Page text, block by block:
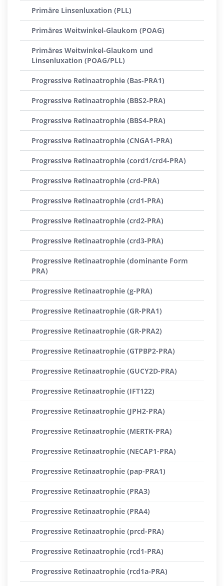
Primäre Linsenluxation (PLL)
Primäres Weitwinkel-Glaukom (POAG)
Primäres Weitwinkel-Glaukom und
Linsenluxation (POAG/PLL)
Progressive Retinaatrophie (Bas-PRA1)
Progressive Retinaatrophie (BBS2-PRA)
Progressive Retinaatrophie (BBS4-PRA)
Progressive Retinaatrophie (CNGA1-PRA)
Progressive Retinaatrophie (cord1/crd4-PRA)
Progressive Retinaatrophie (crd-PRA)
Progressive Retinaatrophie (crd1-PRA)
Progressive Retinaatrophie (crd2-PRA)
Progressive Retinaatrophie (crd3-PRA)
Progressive Retinaatrophie (dominante Form
PRA)
Progressive Retinaatrophie (g-PRA)
Progressive Retinaatrophie (GR-PRA1)
Progressive Retinaatrophie (GR-PRA2)
Progressive Retinaatrophie (GTPBP2-PRA)
Progressive Retinaatrophie (GUCY2D-PRA)
Progressive Retinaatrophie (IFT122)
Progressive Retinaatrophie (JPH2-PRA)
Progressive Retinaatrophie (MERTK-PRA)
Progressive Retinaatrophie (NECAP1-PRA)
Progressive Retinaatrophie (pap-PRA1)
Progressive Retinaatrophie (PRA3)
Progressive Retinaatrophie (PRA4)
Progressive Retinaatrophie (prcd-PRA)
Progressive Retinaatrophie (rcd1-PRA)
Progressive Retinaatrophie (rcd1a-PRA)